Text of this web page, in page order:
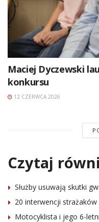
Maciej Dyczewski
konkursu
12 CZERWCA 2026
Czytaj
Służby usuwają skutki
20 interwencji
Motocyklista i jego 6-